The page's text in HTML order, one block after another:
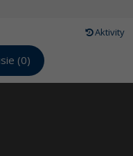
Aktivity
(0)